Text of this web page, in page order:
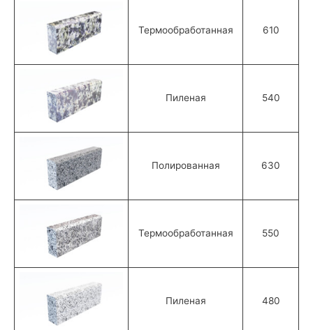
Термообработанная 610
Пиленая 540
Полированная 630
Термообработанная 550
Пиленая 480